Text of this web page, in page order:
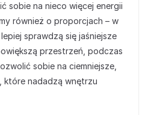
sobie na nieco więcej energii
również o proporcjach – w
sprawdzą się jaśniejsze
przestrzeń, podczas
sobie na ciemniejsze,
które nadadzą wnętrzu